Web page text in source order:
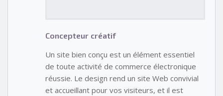
Concepteur créatif
Un site bien conçu est un élément essentiel
de toute activité de commerce électronique
réussie. Le design rend un site Web convivial
et accueillant pour vos visiteurs, et il est